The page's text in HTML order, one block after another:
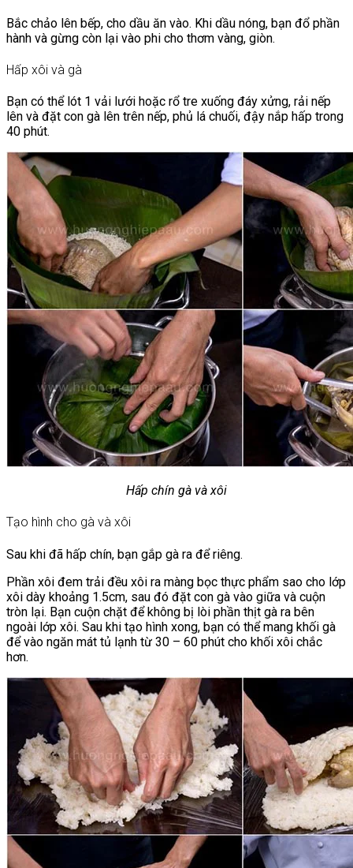
Bắc chảo lên bếp, cho dầu ăn vào. Khi dầu nóng, bạn đổ phần
hành và gừng còn lại vào phi cho thơm vàng, giòn.
Hấp xôi và gà
Bạn có thể lót 1 vải lưới hoặc rổ tre xuống đáy xửng, rải nếp
lên và đặt con gà lên trên nếp, phủ lá chuối, đậy nắp hấp trong
40 phút.
Hấp chín gà và xôi
Tạo hình cho gà và xôi
Sau khi đã hấp chín, bạn gắp gà ra để riêng.
Phần xôi đem trải đều xôi ra màng bọc thực phẩm sao cho lớp
xôi dày khoảng 1.5cm, sau đó đặt con gà vào giữa và cuộn
tròn lại. Bạn cuộn chặt để không bị lòi phần thịt gà ra bên
ngoài lớp xôi. Sau khi tạo hình xong, bạn có thể mang khối gà
để vào ngăn mát tủ lạnh từ 30 – 60 phút cho khối xôi chắc
hơn.